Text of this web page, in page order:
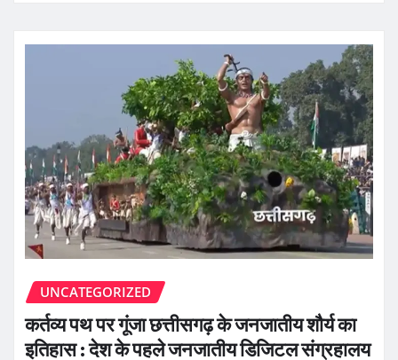
UNCATEGORIZED
कर्तव्य पथ पर गूंजा छत्तीसगढ़ के जनजातीय शौर्य का
इतिहास : देश के पहले जनजातीय डिजिटल संग्रहालय